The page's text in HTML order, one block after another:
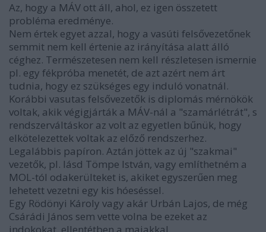
Az, hogy a MÁV ott áll, ahol, ez igen összetett
probléma eredménye.
Nem értek egyet azzal, hogy a vasúti felsővezetőnek
semmit nem kell értenie az irányítása alatt álló
céghez. Természetesen nem kell részletesen ismernie
pl. egy fékpróba menetét, de azt azért nem árt
tudnia, hogy ez szükséges egy induló vonatnál.
Korábbi vasutas felsővezetők is diplomás mérnökök
voltak, akik végigjárták a MÁV-nál a "szamárlétrát", s
rendszerváltáskor az volt az egyetlen bűnük, hogy
elkötelezettek voltak az előző rendszerhez.
Legalábbis papíron. Aztán jöttek az új "szakmai"
vezetők, pl. lásd Tömpe István, vagy említhetném a
MOL-tól odakerülteket is, akiket egyszerűen meg
lehetett vezetni egy kis hóeséssel.
Egy Rödönyi Károly vagy akár Urbán Lajos, de még
Csárádi János sem vette volna be ezeket az